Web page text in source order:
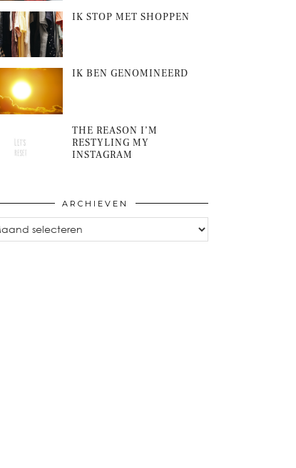
IK STOP MET SHOPPEN
IK BEN GENOMINEERD
THE REASON I’M
RESTYLING MY
INSTAGRAM
ARCHIEVEN